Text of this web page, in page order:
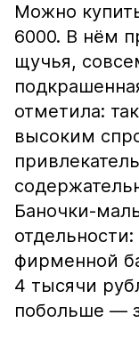
Можно
6000. В нём
щучья,
отметила:
высоким
Баночки-
фирменной
4 тысячи
побольше —